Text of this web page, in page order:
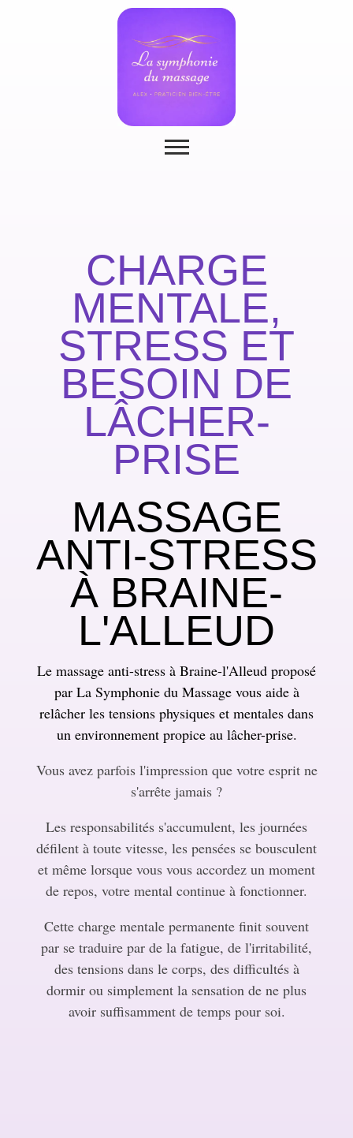
CHARGE
MENTALE,
STRESS ET
BESOIN DE
LÂCHER-
PRISE
MASSAGE
ANTI-STRESS
À BRAINE-
L'ALLEUD
Le massage anti-stress à Braine-l'Alleud proposé
par La Symphonie du Massage vous aide à
relâcher les tensions physiques et mentales dans
un environnement propice au lâcher-prise.
Vous avez parfois l'impression que votre esprit ne
s'arrête jamais ?
Les responsabilités s'accumulent, les journées
défilent à toute vitesse, les pensées se bousculent
et même lorsque vous vous accordez un moment
de repos, votre mental continue à fonctionner.
Cette charge mentale permanente finit souvent
par se traduire par de la fatigue, de l'irritabilité,
des tensions dans le corps, des difficultés à
dormir ou simplement la sensation de ne plus
avoir suffisamment de temps pour soi.